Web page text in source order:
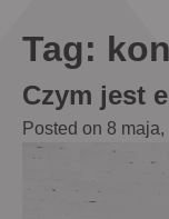
HOME
ROWERY
I
SEGWAY
Tag:
Czym jest
Posted on 8 maja,